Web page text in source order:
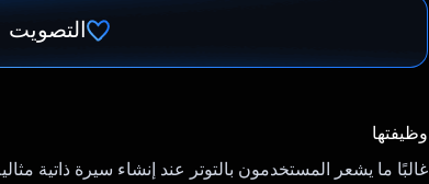
التصويت
وظيفتها
غالبًا ما يشعر المستخدمون بالتوتر عند إنشاء سيرة ذاتية